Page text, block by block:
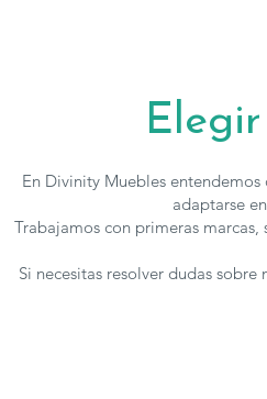
En Divinity Muebles
adaptarse
Trabajamos con primeras
Si necesitas resolver dudas